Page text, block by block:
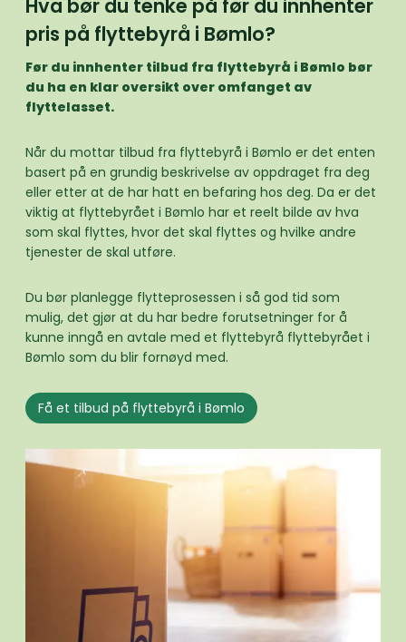
Hva bør du tenke på før du innhenter
pris på flyttebyrå i Bømlo?
Før du innhenter tilbud fra flyttebyrå i Bømlo bør
du ha en klar oversikt over omfanget av
flyttelasset.
Når du mottar tilbud fra flyttebyrå i Bømlo er det enten
basert på en grundig beskrivelse av oppdraget fra deg
eller etter at de har hatt en befaring hos deg. Da er det
viktig at flyttebyrået i Bømlo har et reelt bilde av hva
som skal flyttes, hvor det skal flyttes og hvilke andre
tjenester de skal utføre.
Du bør planlegge flytteprosessen i så god tid som
mulig, det gjør at du har bedre forutsetninger for å
kunne inngå en avtale med et flyttebyrå flyttebyrået i
Bømlo som du blir fornøyd med.
Få et tilbud på flyttebyrå i Bømlo